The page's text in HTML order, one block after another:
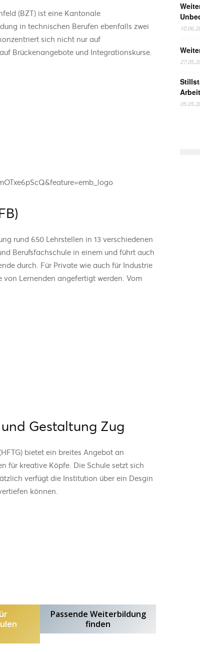
(BZT) ist eine Kantonale
in technischen Berufen ebenfalls zwei
sich nicht nur auf
Brückenangebote und Integrationskurse.
rund 650 Lehrstellen in 13 verschiedenen
Berufsfachschule in einem und führt auch
durch. Für Private wie auch für Industrie
von Lernenden angefertigt werden. Vom
Gestaltung Zug
bietet ein breites Angebot an
für kreative Köpfe. Die Schule setzt sich
verfügt die Institution über ein Desgin
können.
Passende Weiterbildung
finden